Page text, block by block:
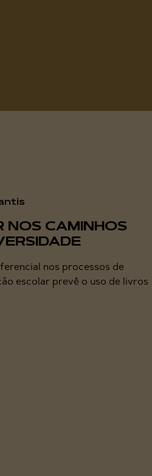
NOS CAMINHOS
nos processos de
escolar prevê o uso de livros